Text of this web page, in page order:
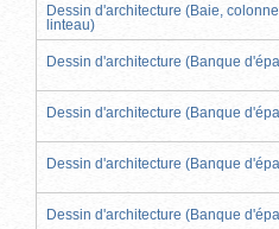
Dessin d'architecture (Baie,
linteau)
Dessin d'architecture (Banque
Dessin d'architecture (Banque
Dessin d'architecture (Banque
Dessin d'architecture (Banque